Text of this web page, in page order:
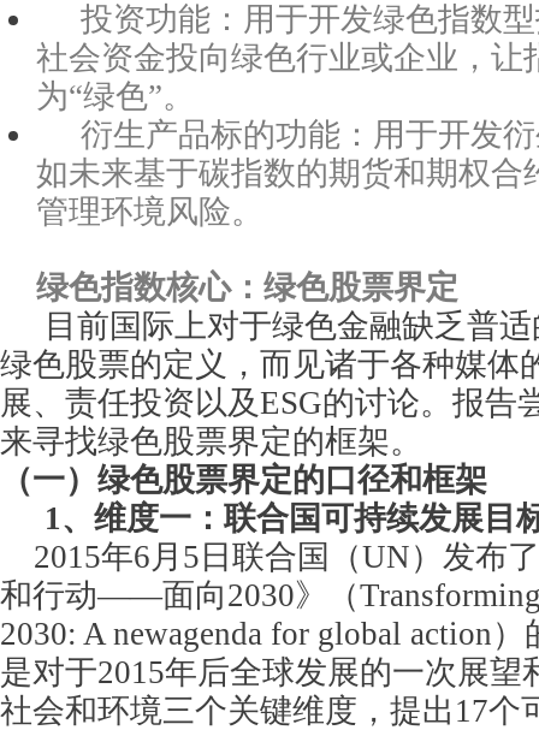
投资功能：用于开发绿色指数
社会资金投向绿色行业或企业，让
为“绿色”。
衍生产品标的功能：用于开发
如未来基于碳指数的期货和期权合
管理环境风险。
绿色指数核心：绿色股票界定
目前国际上对于绿色金融缺乏普
绿色股票的定义，而见诸于各种媒体
展、责任投资以及ESG的讨论。报告
来寻找绿色股票界定的框架。
（一）绿色股票界定的口径和框架
1、维度一：联合国可持续发展目
2015年6月5日联合国（UN）发布
和行动——面向2030》（
2030: A newagenda for global action
是对于2015年后全球发展的一次展望
社会和环境三个关键维度，提出17个